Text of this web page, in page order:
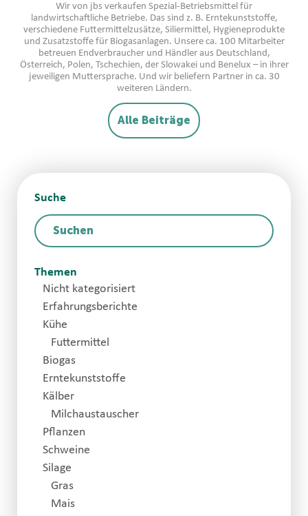
Wir von jbs verkaufen Spezial-Betriebsmittel für
landwirtschaftliche Betriebe. Das sind z. B. Erntekunststoffe,
verschiedene Futtermittelzusätze, Siliermittel, Hygieneprodukte
und Zusatzstoffe für Biogasanlagen. Unsere ca. 100 Mitarbeiter
betreuen Endverbraucher und Händler aus Deutschland,
Österreich, Polen, Tschechien, der Slowakei und Benelux – in ihrer
jeweiligen Muttersprache. Und wir beliefern Partner in ca. 30
weiteren Ländern.
Alle Beiträge
Suche
Themen
Nicht kategorisiert
Erfahrungsberichte
Kühe
Futtermittel
Biogas
Erntekunststoffe
Kälber
Milchaustauscher
Pflanzen
Schweine
Silage
Gras
Mais